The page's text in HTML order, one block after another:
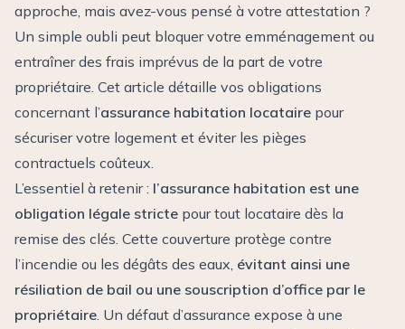
approche, mais avez-vous pensé à votre attestation ?
Un simple oubli peut bloquer votre emménagement ou
entraîner des frais imprévus de la part de votre
propriétaire. Cet article détaille vos obligations
concernant l’assurance habitation locataire pour
sécuriser votre logement et éviter les pièges
contractuels coûteux.
L’essentiel à retenir : l’assurance habitation est une
obligation légale stricte pour tout locataire dès la
remise des clés. Cette couverture protège contre
l’incendie ou les dégâts des eaux, évitant ainsi une
résiliation de bail ou une souscription d’office par le
propriétaire . Un défaut d’assurance expose à une